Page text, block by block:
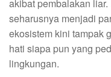
akibat pembalakan
seharusnya menjadi
ekosistem kini tampak
hati siapa pun yang
lingkungan.